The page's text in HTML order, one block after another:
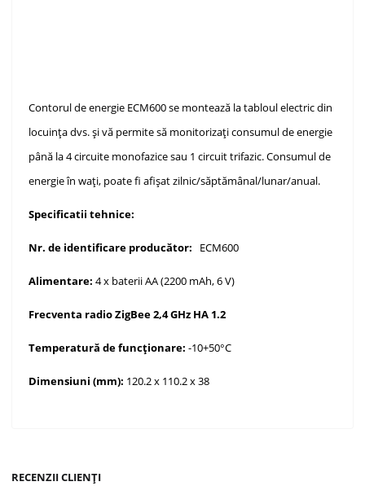
Contorul de energie ECM600 se montează la tabloul electric din
locuința dvs. și vă permite să monitorizați consumul de energie
până la 4 circuite monofazice sau 1 circuit trifazic.Consumul de
energie în wați, poate fi afișat zilnic/săptămânal/lunar/anual.
Specificatii tehnice:
Nr. de identificare producător: ECM600
Alimentare: 4 x baterii AA (2200 mAh, 6 V)
Frecventa radio ZigBee 2,4 GHz HA 1.2
Temperatură de funcţionare: -10+50°C
Dimensiuni (mm): 120.2 x 110.2 x 38
RECENZII CLIENȚI